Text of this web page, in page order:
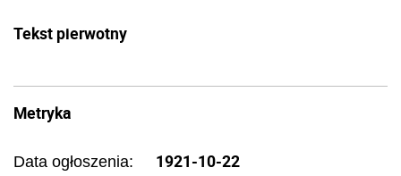
Tekst pierwotny
Metryka
Data ogłoszenia: 1921-10-22